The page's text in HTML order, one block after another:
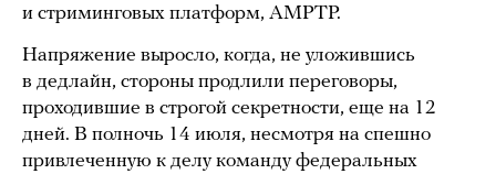
и стриминговых платформ, AMPTP.
Напряжение выросло, когда, не уложившись
в дедлайн, стороны продлили переговоры,
проходившие в строгой секретности, еще на 12
дней. В полночь 14 июля, несмотря на спешно
привлеченную к делу команду федеральных